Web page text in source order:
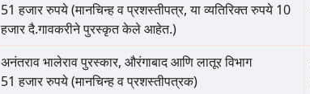
51 हजार रुपये (मानचिन्ह व प्रशस्तीपत्र, या व्यतिरिक्त रुपये 10
हजार दै.गावकरीने पुरस्कृत केले आहेत.)
अनंतराव भालेराव पुरस्कार, औरंगाबाद आणि लातूर विभाग
51 हजार रुपये (मानचिन्ह व प्रशस्तीपत्रक)